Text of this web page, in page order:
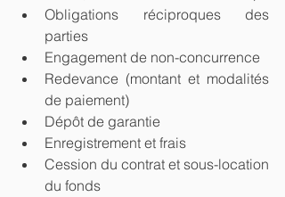
Obligations réciproques des
parties
Engagement de non-concurrence
Redevance (montant et modalités
de paiement)
Dépôt de garantie
Enregistrement et frais
Cession du contrat et sous-location
du fonds